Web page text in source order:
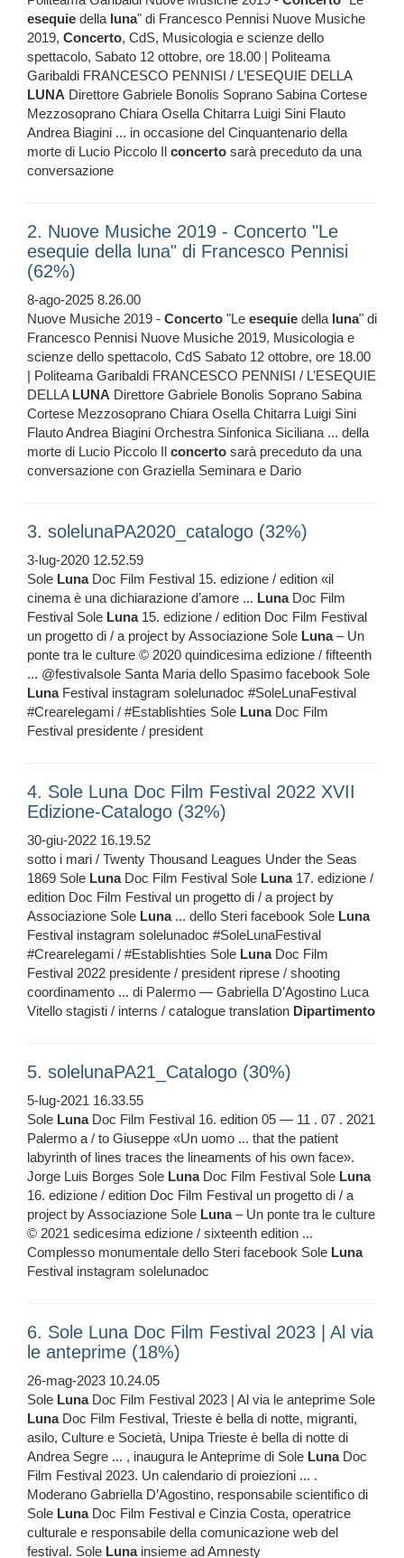
esequie della luna" di Francesco Pennisi Nuove Musiche
2019, Concerto, CdS, Musicologia e scienze dello
spettacolo, Sabato 12 ottobre, ore 18.00 | Politeama
Garibaldi FRANCESCO PENNISI / L’ESEQUIE DELLA
LUNA Direttore Gabriele Bonolis Soprano Sabina Cortese
Mezzosoprano Chiara Osella Chitarra Luigi Sini Flauto
Andrea Biagini ... in occasione del Cinquantenario della
morte di Lucio Piccolo Il concerto sarà preceduto da una
conversazione
2. Nuove Musiche 2019 - Concerto "Le
esequie della luna" di Francesco Pennisi
(62%)
8-ago-2025 8.26.00
Nuove Musiche 2019 - Concerto "Le esequie della luna" di
Francesco Pennisi Nuove Musiche 2019, Musicologia e
scienze dello spettacolo, CdS Sabato 12 ottobre, ore 18.00
| Politeama Garibaldi FRANCESCO PENNISI / L’ESEQUIE
DELLA LUNA Direttore Gabriele Bonolis Soprano Sabina
Cortese Mezzosoprano Chiara Osella Chitarra Luigi Sini
Flauto Andrea Biagini Orchestra Sinfonica Siciliana ... della
morte di Lucio Piccolo Il concerto sarà preceduto da una
conversazione con Graziella Seminara e Dario
3. solelunaPA2020_catalogo (32%)
3-lug-2020 12.52.59
Sole LunaDoc Film Festival 15. edizione / edition «il
cinema è una dichiarazione d’amore ... LunaDoc Film
Festival Sole Luna15. edizione / edition Doc Film Festival
un progetto di / a project by Associazione Sole Luna– Un
ponte tra le culture © 2020 quindicesima edizione / fifteenth
... @festivalsole Santa Maria dello Spasimo facebook Sole
LunaFestival instagram solelunadoc #SoleLunaFestival
#Crearelegami / #Establishties Sole LunaDoc Film
Festival presidente / president
4. Sole Luna Doc Film Festival 2022 XVII
Edizione-Catalogo (32%)
30-giu-2022 16.19.52
sotto i mari / Twenty Thousand Leagues Under the Seas
1869 Sole LunaDoc Film Festival Sole Luna17. edizione /
edition Doc Film Festival un progetto di / a project by
Associazione Sole Luna... dello Steri facebook Sole Luna
Festival instagram solelunadoc #SoleLunaFestival
#Crearelegami / #Establishties Sole LunaDoc Film
Festival 2022 presidente / president riprese / shooting
coordinamento ... di Palermo — Gabriella D’Agostino Luca
Vitello stagisti / interns / catalogue translation Dipartimento
5. solelunaPA21_Catalogo (30%)
5-lug-2021 16.33.55
Sole LunaDoc Film Festival 16. edition 05 — 11 . 07 . 2021
Palermo a / to Giuseppe «Un uomo ... that the patient
labyrinth of lines traces the lineaments of his own face».
Jorge Luis Borges Sole LunaDoc Film Festival Sole Luna
16. edizione / edition Doc Film Festival un progetto di / a
project by Associazione Sole Luna– Un ponte tra le culture
© 2021 sedicesima edizione / sixteenth edition ...
Complesso monumentale dello Steri facebook Sole Luna
Festival instagram solelunadoc
6. Sole Luna Doc Film Festival 2023 | Al via
le anteprime (18%)
26-mag-2023 10.24.05
Sole LunaDoc Film Festival 2023 | Al via le anteprime Sole
LunaDoc Film Festival, Trieste è bella di notte, migranti,
asilo, Culture e Società, Unipa Trieste è bella di notte di
Andrea Segre ... , inaugura le Anteprime di Sole LunaDoc
Film Festival 2023. Un calendario di proiezioni ... .
Moderano Gabriella D’Agostino, responsabile scientifico di
Sole LunaDoc Film Festival e Cinzia Costa, operatrice
culturale e responsabile della comunicazione web del
festival. Sole Lunainsieme ad Amnesty